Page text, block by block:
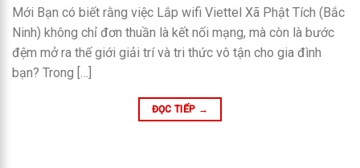
Mới Bạn có biết rằng việc Lắp wifi Viettel Xã Phật Tích (Bắc
Ninh) không chỉ đơn thuần là kết nối mạng, mà còn là bước
đệm mở ra thế giới giải trí và tri thức vô tận cho gia đình
bạn? Trong […]
ĐỌC TIẾP →